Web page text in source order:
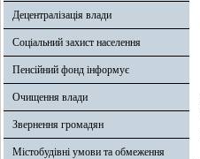
Децентралізація влади
Соціальний захист населення
Пенсійний фонд інформує
Очищення влади
Звернення громадян
Містобудівні умови та обмеження